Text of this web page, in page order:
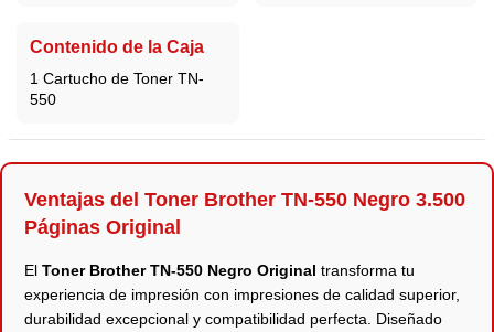
Contenido de la Caja
1 Cartucho de Toner TN-
550
Ventajas del Toner Brother TN-550 Negro 3.500
Páginas Original
El Toner Brother TN-550 Negro Original transforma tu
experiencia de impresión con impresiones de calidad superior,
durabilidad excepcional y compatibilidad perfecta. Diseñado